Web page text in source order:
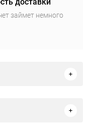
доставки
займет немного